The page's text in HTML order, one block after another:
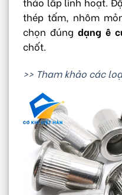
thép tấm, nhôm
chọn đúngdạng ê
chốt.
>> Tham khảo các